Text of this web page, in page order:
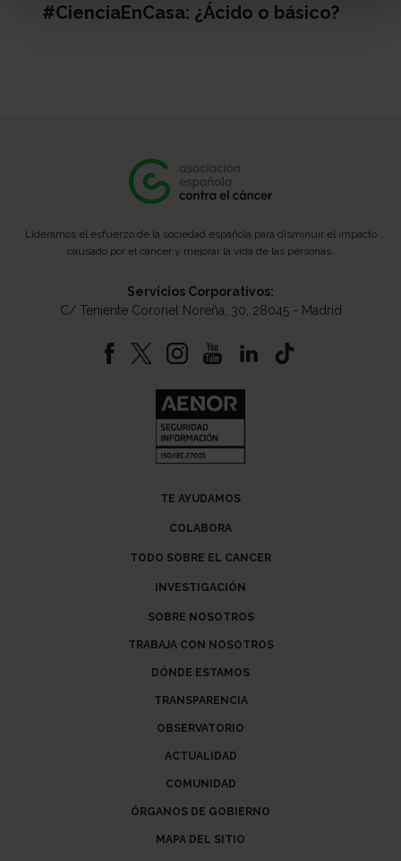
#CienciaEnCasa: ¿Ácido o básico?
Lideramos el esfuerzo de la sociedad española para disminuir el impacto
causado por el cáncer y mejorar la vida de las personas.
Servicios Corporativos:
C/ Teniente Coronel Noreña, 30, 28045 - Madrid
TE AYUDAMOS
COLABORA
TODO SOBRE EL CANCER
INVESTIGACIÓN
SOBRE NOSOTROS
TRABAJA CON NOSOTROS
DÓNDE ESTAMOS
TRANSPARENCIA
OBSERVATORIO
ACTUALIDAD
COMUNIDAD
ÓRGANOS DE GOBIERNO
MAPA DEL SITIO